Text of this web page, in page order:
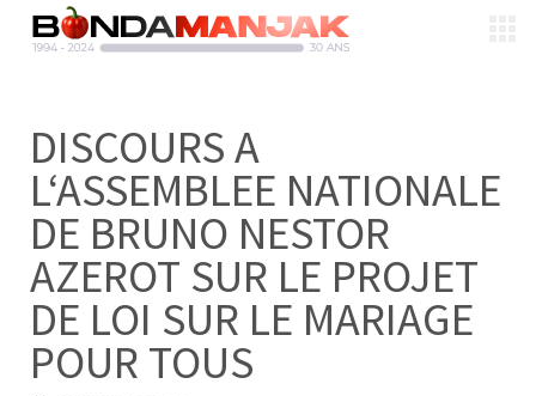
DISCOURS A
L‘ASSEMBLEE NATIONALE
DE BRUNO NESTOR
AZEROT SUR LE PROJET
DE LOI SUR LE MARIAGE
POUR TOUS